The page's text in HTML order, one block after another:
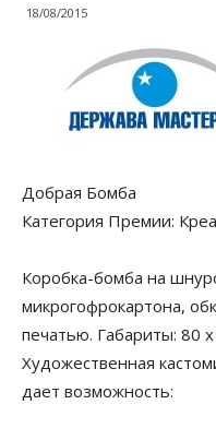
18/08/2015
Добрая Бомба
Категория Премии:
Коробка-бомба на
микрогофрокартона,
печатью. Габариты: 80
Художественная
дает возможность: